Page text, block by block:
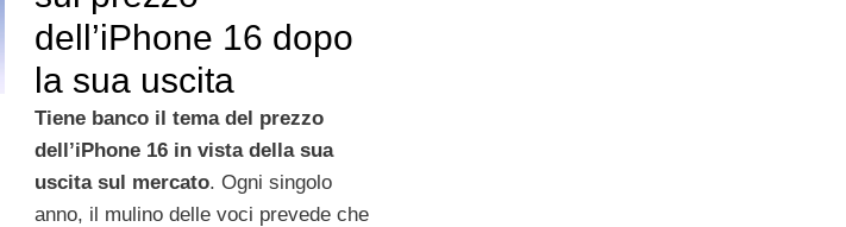
dell’iPhone 16 dopo
la sua uscita
Tiene banco il tema del prezzo
dell’iPhone 16 in vista della sua
uscita sul mercato. Ogni singolo
anno, il mulino delle voci prevede che